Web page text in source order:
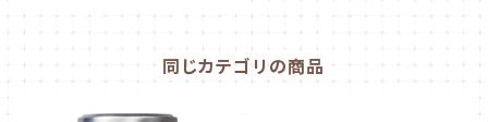
同じカテゴリの商品